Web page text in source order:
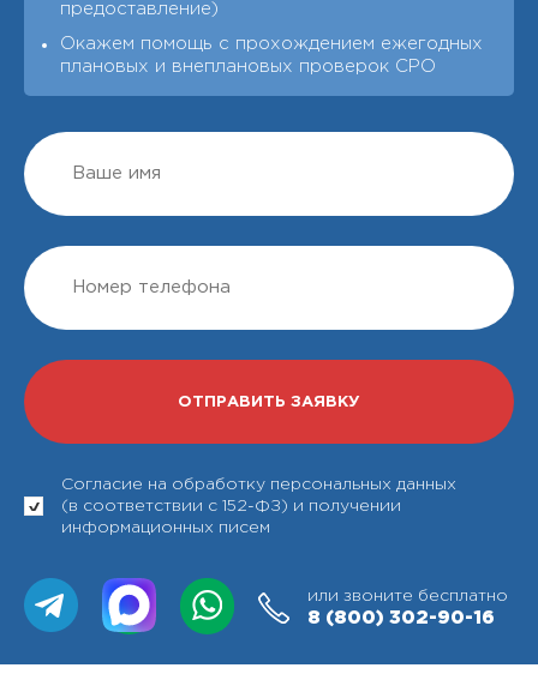
предоставление)
Окажем помощь с прохождением ежегодных
плановых и внеплановых проверок СРО
Согласие на обработку персональных данных
(в соответствии с 152-ФЗ) и получении
информационных писем
или звоните бесплатно
8 (800) 302-90-16